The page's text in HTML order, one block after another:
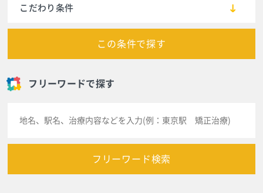
こだわり条件
この条件で探す
フリーワードで探す
フリーワード検索